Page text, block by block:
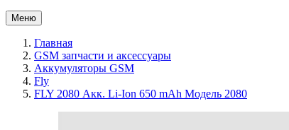
Меню
Главная
GSM запчасти и аксессуары
Аккумуляторы GSM
Fly
FLY 2080 Акк. Li-Ion 650 mAh Модель 2080